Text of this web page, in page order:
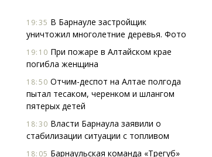
19:35 В Барнауле застройщик
уничтожил многолетние деревья. Фото
19:10 При пожаре в Алтайском крае
погибла женщина
18:50 Отчим-деспот на Алтае полгода
пытал тесаком, черенком и шлангом
пятерых детей
18:30 Власти Барнаула заявили о
стабилизации ситуации с топливом
18:05 Барнаульская команда «Трегуб»